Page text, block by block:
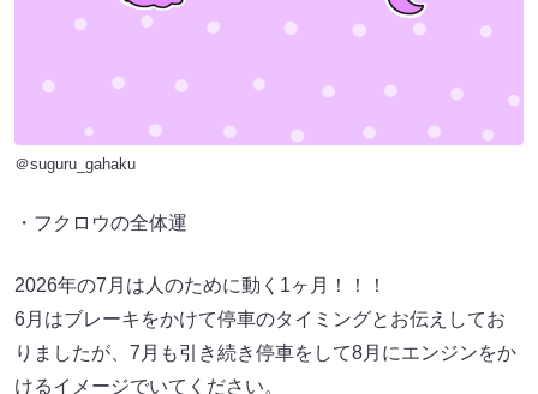
＠suguru_gahaku
・フクロウの全体運
2026年の7月は人のために動く1ヶ月！！！
6月はブレーキをかけて停車のタイミングとお伝えしてお
りましたが、7月も引き続き停車をして8月にエンジンをか
けるイメージでいてください。